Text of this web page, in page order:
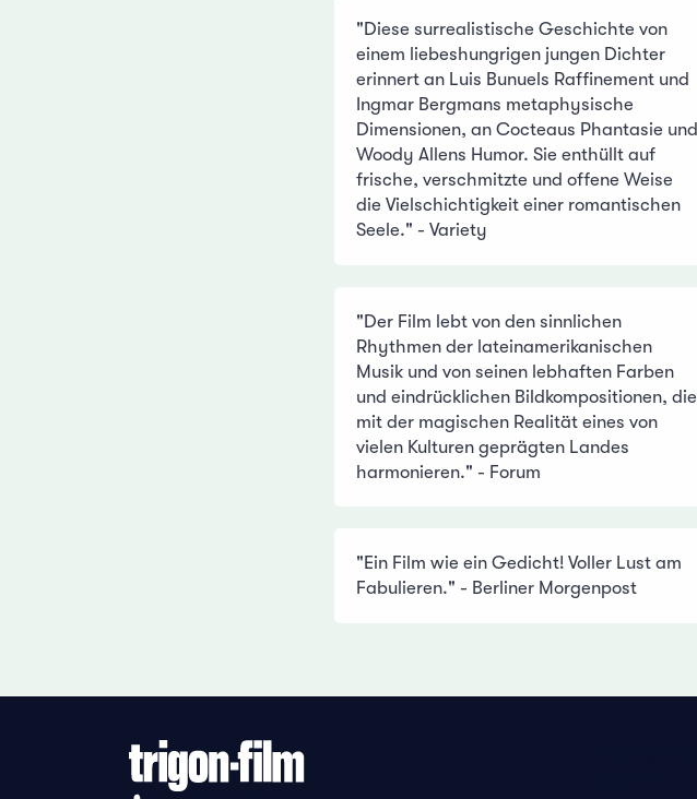
"Diese surrealistische Geschichte von
einem liebeshungrigen jungen Dichter
erinnert an Luis Bunuels Raffinement und
Ingmar Bergmans metaphysische
Dimensionen, an Cocteaus Phantasie und
Woody Allens Humor. Sie enthüllt auf
frische, verschmitzte und offene Weise
die Vielschichtigkeit einer romantischen
Seele." - Variety
"Der Film lebt von den sinnlichen
Rhythmen der lateinamerikanischen
Musik und von seinen lebhaften Farben
und eindrücklichen Bildkompositionen, die
mit der magischen Realität eines von
vielen Kulturen geprägten Landes
harmonieren." - Forum
"Ein Film wie ein Gedicht! Voller Lust am
Fabulieren." - Berliner Morgenpost